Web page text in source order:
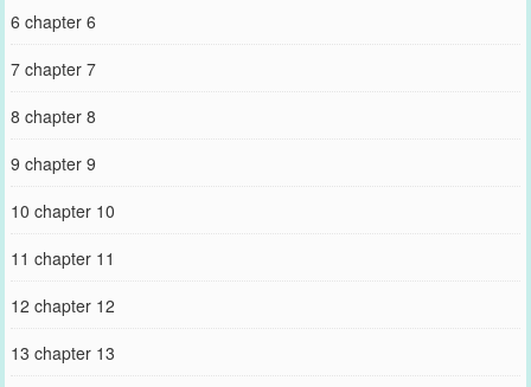
6 chapter 6
7 chapter 7
8 chapter 8
9 chapter 9
10 chapter 10
11 chapter 11
12 chapter 12
13 chapter 13